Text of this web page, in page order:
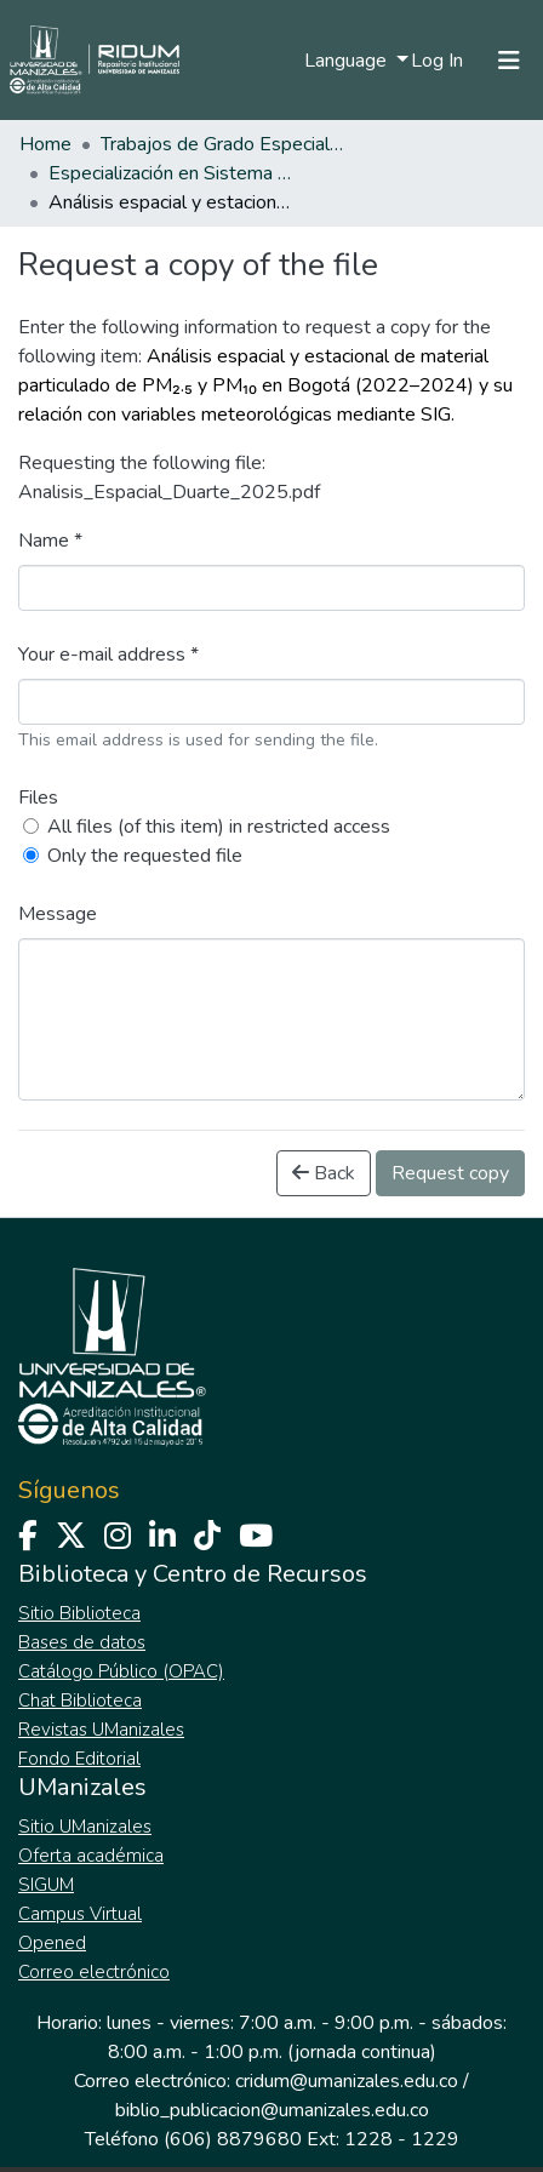
Language Log In (current)
Home
Trabajos de Grado Especializaciones
Especialización en Sistema de Información Geográfica
Análisis espacial y estacional de material particulado de PM₂.₅ y PM₁₀ en Bogotá (2022–2024) y su relación con variables meteorológicas mediante SIG.
Request a copy of the file
Enter the following information to request a copy for the
following item: Análisis espacial y estacional de material
particulado de PM₂.₅ y PM₁₀ en Bogotá (2022–2024) y su
relación con variables meteorológicas mediante SIG.
Requesting the following file:
Analisis_Espacial_Duarte_2025.pdf
Name *
Your e-mail address *
This email address is used for sending the file.
Files
All files (of this item) in restricted access
Only the requested file
Message
Back Request copy
Síguenos
Biblioteca y Centro de Recursos
Sitio Biblioteca
Bases de datos
Catálogo Público (OPAC)
Chat Biblioteca
Revistas UManizales
Fondo Editorial
UManizales
Sitio UManizales
Oferta académica
SIGUM
Campus Virtual
Opened
Correo electrónico
Horario: lunes - viernes: 7:00 a.m. - 9:00 p.m. - sábados:
8:00 a.m. - 1:00 p.m. (jornada continua)
Correo electrónico: cridum@umanizales.edu.co /
biblio_publicacion@umanizales.edu.co
Teléfono (606) 8879680 Ext: 1228 - 1229